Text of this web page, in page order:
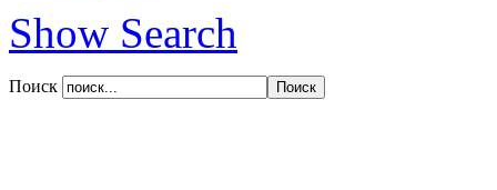
Show Search
Поиск